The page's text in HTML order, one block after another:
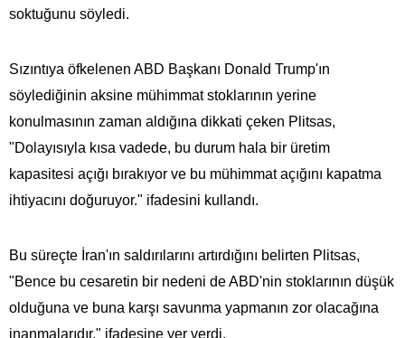
soktuğunu söyledi.
Sızıntıya öfkelenen ABD Başkanı Donald Trump'ın
söylediğinin aksine mühimmat stoklarının yerine
konulmasının zaman aldığına dikkati çeken Plitsas,
"Dolayısıyla kısa vadede, bu durum hala bir üretim
kapasitesi açığı bırakıyor ve bu mühimmat açığını kapatma
ihtiyacını doğuruyor." ifadesini kullandı.
Bu süreçte İran'ın saldırılarını artırdığını belirten Plitsas,
"Bence bu cesaretin bir nedeni de ABD'nin stoklarının düşük
olduğuna ve buna karşı savunma yapmanın zor olacağına
inanmalarıdır." ifadesine yer verdi.